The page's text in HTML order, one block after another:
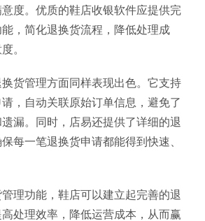
度。优质的鞋店收银软件应提供完
，简化退换货流程，降低处理成
。
货管理方面同样表现出色。它支持
，自动关联原始订单信息，避免了
漏。同时，店易还提供了详细的退
每一笔退换货申请都能得到快速、
理功能，鞋店可以建立起完善的退
处理效率，降低运营成本，从而赢